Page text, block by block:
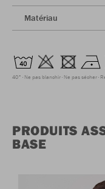
Matériau
40° Ne pas blanchir Ne pas sécher
PRODUITS
BASE